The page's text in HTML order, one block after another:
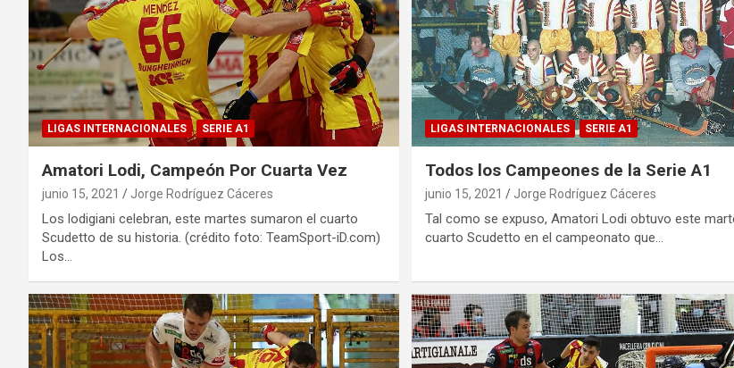
LIGAS INTERNACIONALES SERIE A1
Amatori Lodi, Campeón Por Cuarta Vez
junio 15, 2021 Jorge Rodríguez Cáceres
Los lodigiani celebran, este martes sumaron el cuarto
Scudetto de su historia. (crédito foto: TeamSport-iD.com)
Los…
LIGAS INTERNACIONALES SERIE A1
Todos los Campeones de la Serie A1
junio 15, 2021 Jorge Rodríguez Cáceres
Tal como se expuso, Amatori Lodi obtuvo este
cuarto Scudetto en el campeonato que…